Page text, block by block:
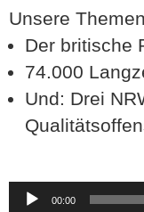
Unsere
Der britische
74.000
Und: Drei
Audio-
Player
00:00